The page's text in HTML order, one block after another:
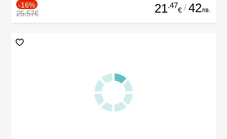
-16%
25.57€ 21.47
€ / 42лв.